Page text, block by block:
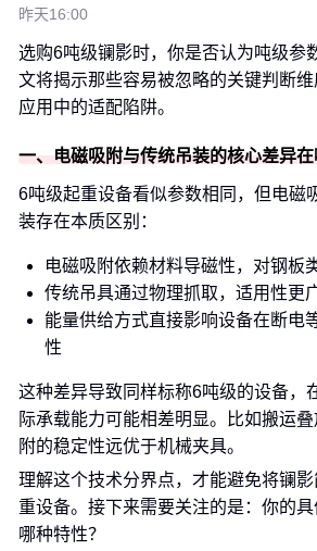
昨天16:00
选购6吨级镧影时，你是否认为吨级参
文将揭示那些容易被忽略的关键判断
应用中的适配陷阱。
一、电磁吸附与传统吊装的核心差异在
6吨级起重设备看似参数相同，但电磁
装存在本质区别：
电磁吸附依赖材料导磁性，对钢板
传统吊具通过物理抓取，适用性更
能量供给方式直接影响设备在断电
性
这种差异导致同样标称6吨级的设备，
际承载能力可能相差明显。比如搬运
附的稳定性远优于机械夹具。
理解这个技术分界点，才能避免将镧
重设备。接下来需要关注的是：你的
哪种特性？